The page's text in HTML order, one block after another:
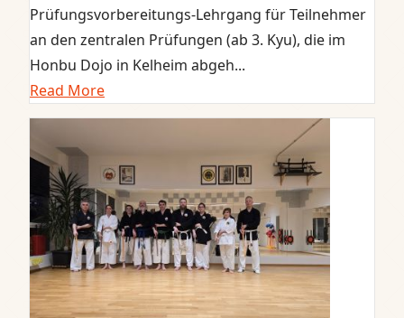
Prüfungsvorbereitungs-Lehrgang für Teilnehmer
an den zentralen Prüfungen (ab 3. Kyu), die im
Honbu Dojo in Kelheim abgeh...
Read More